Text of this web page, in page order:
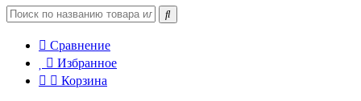
Сравнение
Избранное
Корзина